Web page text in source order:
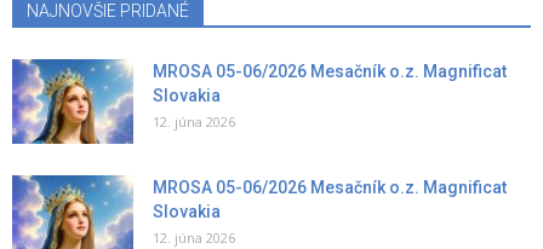
NAJNOVŠIE PRIDANÉ
MROSA 05-06/2026 Mesačník o.z. Magnificat
Slovakia
12. júna 2026
MROSA 05-06/2026 Mesačník o.z. Magnificat
Slovakia
12. júna 2026